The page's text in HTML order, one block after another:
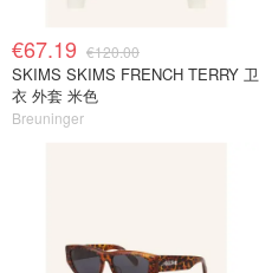
€67.19 €120.00
SKIMS SKIMS FRENCH TERRY 卫
衣 外套 米色
Breuninger